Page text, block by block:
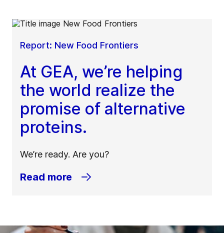
Report: New Food Frontiers
At GEA, we’re helping
the world realize the
promise of alternative
proteins.
We’re ready. Are you?
Read more